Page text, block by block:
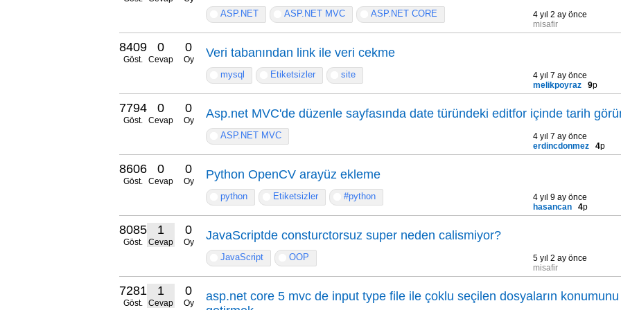
ASP.NET ASP.NET MVC ASP.NET CORE
4 yıl 2 ay önce
misafir
8409
Göst.
0
Cevap
0
Oy Veri tabanından link ile veri cekme
mysql Etiketsizler site
4 yıl 7 ay önce
melikpoyraz
9p
7794
Göst.
0
Cevap
0
Oy Asp.net MVC'de düzenle sayfasında date türündeki editfor içinde tarih
ASP.NET MVC
4 yıl 7 ay önce
erdincdonmez
4p
8606
Göst.
0
Cevap
0
Oy Python OpenCV arayüz ekleme
python Etiketsizler #python
4 yıl 9 ay önce
hasancan
4p
8085
Göst.
1
Cevap
0
Oy JavaScriptde consturctorsuz super neden calismiyor?
JavaScript OOP
5 yıl 2 ay önce
misafir
7281
Göst.
1
Cevap
0
Oy
asp.net core 5 mvc de input type file ile çoklu seçilen dosyaların konumunu